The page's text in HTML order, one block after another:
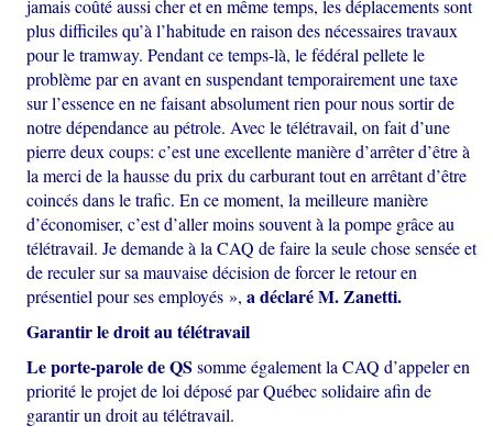
jamais coûté aussi cher et en même temps, les déplacements sont
plus difficiles qu’à l’habitude en raison des nécessaires travaux
pour le tramway. Pendant ce temps-là, le fédéral pellete le
problème par en avant en suspendant temporairement une taxe
sur l’essence en ne faisant absolument rien pour nous sortir de
notre dépendance au pétrole. Avec le télétravail, on fait d’une
pierre deux coups: c’est une excellente manière d’arrêter d’être à
la merci de la hausse du prix du carburant tout en arrêtant d’être
coincés dans le trafic. En ce moment, la meilleure manière
d’économiser, c’est d’aller moins souvent à la pompe grâce au
télétravail. Je demande à la CAQ de faire la seule chose sensée et
de reculer sur sa mauvaise décision de forcer le retour en
présentiel pour ses employés »,a déclaré M. Zanetti.
Garantir le droit au télétravail
Le porte-parole de QS somme également la CAQ d’appeler en
priorité le projet de loi déposé par Québec solidaire afin de
garantir un droit au télétravail.